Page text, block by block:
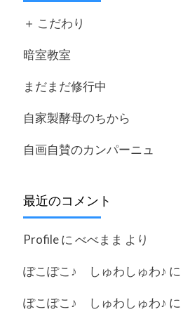
＋ こだわり
暗室教室
まだまだ修行中
自家製酵母のちから
自画自賛のカンパーニュ
最近のコメント
Profileに べべまま より
ぽこぽこ♪ しゅわしゅわ♪ に
ぽこぽこ♪ しゅわしゅわ♪ に